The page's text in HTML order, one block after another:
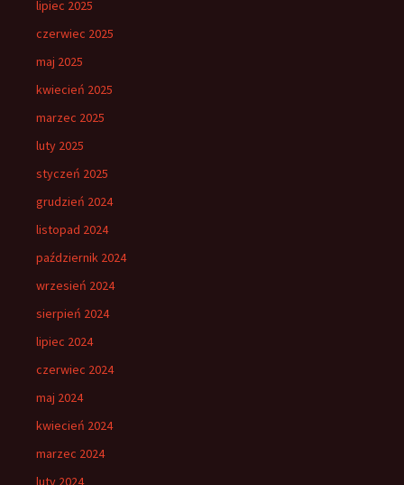
lipiec 2025
czerwiec 2025
maj 2025
kwiecień 2025
marzec 2025
luty 2025
styczeń 2025
grudzień 2024
listopad 2024
październik 2024
wrzesień 2024
sierpień 2024
lipiec 2024
czerwiec 2024
maj 2024
kwiecień 2024
marzec 2024
luty 2024